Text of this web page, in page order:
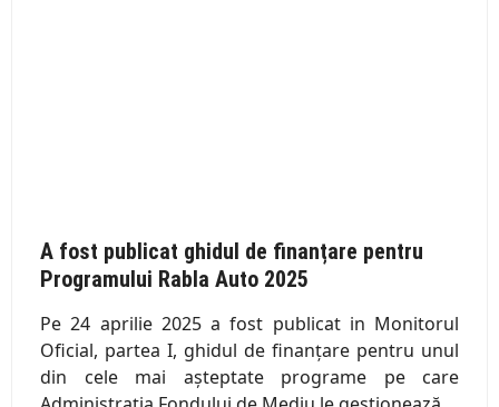
A fost publicat ghidul de finanțare pentru
Programului Rabla Auto 2025
Pe 24 aprilie 2025 a fost publicat in Monitorul
Oficial, partea I, ghidul de finanțare pentru unul
din cele mai așteptate programe pe care